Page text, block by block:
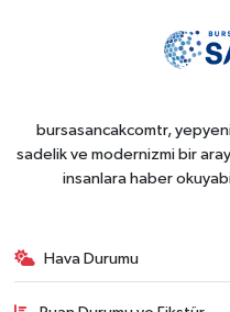
bursasancakcomtr,
sadelik ve modernizmi bir
insanlara haber
Hava Durumu